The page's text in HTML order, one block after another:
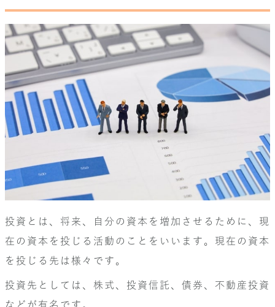
投資とは、将来、自分の資本を増加させるために、現
在の資本を投じる活動のことをいいます。現在の資本
を投じる先は様々です。
投資先としては、株式、投資信託、債券、不動産投資
などが有名です。